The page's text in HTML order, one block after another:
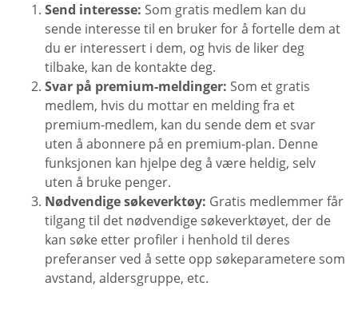
Send interesse: Som gratis medlem kan du
sende interesse til en bruker for å fortelle dem at
du er interessert i dem, og hvis de liker deg
tilbake, kan de kontakte deg.
Svar på premium-meldinger: Som et gratis
medlem, hvis du mottar en melding fra et
premium-medlem, kan du sende dem et svar
uten å abonnere på en premium-plan. Denne
funksjonen kan hjelpe deg å være heldig, selv
uten å bruke penger.
Nødvendige søkeverktøy: Gratis medlemmer får
tilgang til det nødvendige søkeverktøyet, der de
kan søke etter profiler i henhold til deres
preferanser ved å sette opp søkeparametere som
avstand, aldersgruppe, etc.